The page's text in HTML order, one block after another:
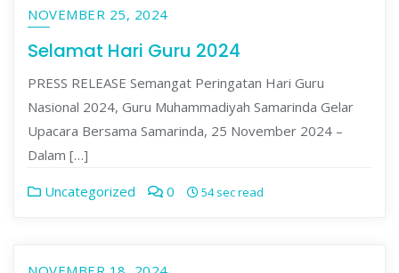
NOVEMBER 25, 2024
Selamat Hari Guru 2024
PRESS RELEASE Semangat Peringatan Hari Guru
Nasional 2024, Guru Muhammadiyah Samarinda Gelar
Upacara Bersama Samarinda, 25 November 2024 –
Dalam […]
Uncategorized 0 54 sec read